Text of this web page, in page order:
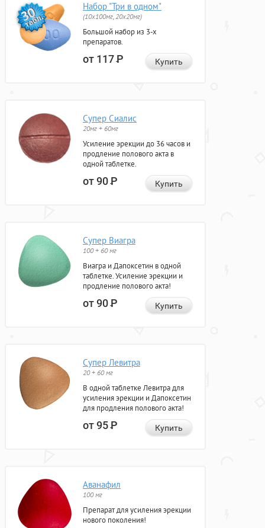
Набор "Три в одном"
(10x100мг, 20x20мг)
Большой набор из 3-х
препаратов.
от 117Р Купить
Супер Сиалис
20мг + 60мг
Усиление эрекции до 36 часов и
продление полового акта в
одной таблетке.
от 90Р Купить
Супер Виагра
100 + 60 мг
Виагра и Дапоксетин в одной
таблетке. Усиление эрекции и
продление полового акта!
от 90Р Купить
Супер Левитра
20 + 60 мг
В одной таблетке Левитра для
усиления эрекции и Дапоксетин
для продления полового акта!
от 95Р Купить
Аванафил
100 мг
Препарат для усиления эрекции
нового поколения!